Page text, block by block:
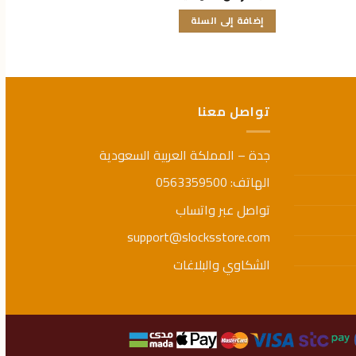
التقييم
من
إضافة إلى السلة
من
تواصل معنا
جدة – المملكة العربية السعودية
الهاتف: 0563359500
تواصل عبر واتساب
support@slocksstore.com
الشكاوي والبلاغات